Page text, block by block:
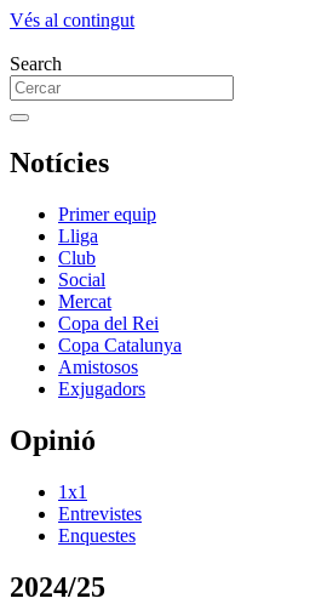
Vés al contingut
Search
Notícies
Primer equip
Lliga
Club
Social
Mercat
Copa del Rei
Copa Catalunya
Amistosos
Exjugadors
Opinió
1x1
Entrevistes
Enquestes
2024/25